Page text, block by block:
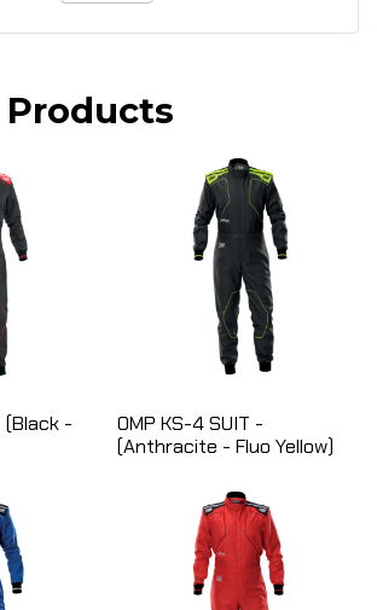
(Black -
OMP KS-4 SUIT -
(Anthracite - Fluo Yellow)